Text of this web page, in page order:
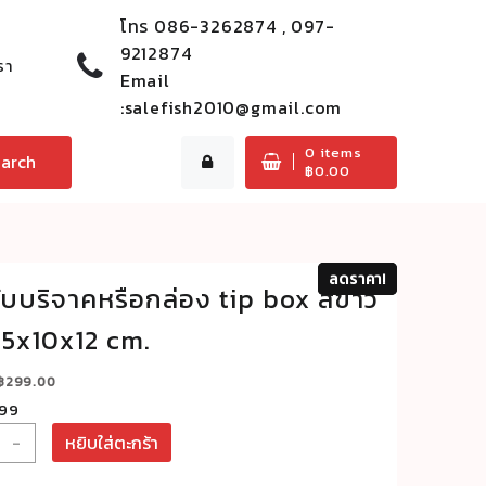
โทร 086-3262874 , 097-
9212874
Email
:salefish2010@gmail.com
0 items
฿0.00
ลดราคา!
บริจาคหรือกล่อง tip box สีขาว
cm.
price
฿399.00.
299.00Current
is:
฿299.00.
- หยิบใส่ตะกร้า
ลดราคา!